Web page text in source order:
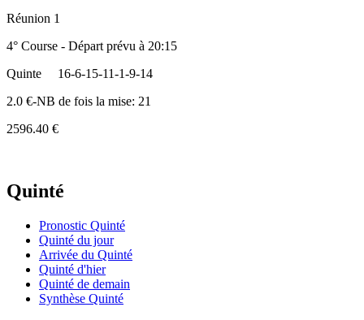
Réunion 1
4° Course - Départ prévu à 20:15
Quinte
16-6-15-11-1-9-14
2.0 €-NB de fois la mise: 21
2596.40 €
Quinté
Pronostic Quinté
Quinté du jour
Arrivée du Quinté
Quinté d'hier
Quinté de demain
Synthèse Quinté